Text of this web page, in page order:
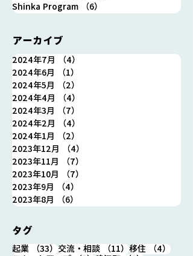
Shinka Program
（6）
アーカイブ
2024年7月 （4）
2024年6月
（1）
2024年5月
（2）
2024年4月
（4）
2024年3月
（7）
2024年2月
（4）
2024年1月
（2）
2023年12月
（4）
2023年11月
（7）
2023年10月
（7）
2023年9月
（4）
2023年8月
（6）
タグ
起業 （33）33件の記事
交流・相談 （11）11件の記事
移住 （4）4件の